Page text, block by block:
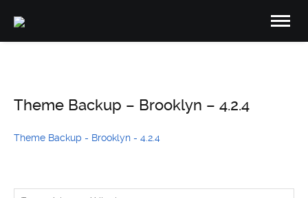
Theme Backup – Brooklyn – 4.2.4
Theme Backup - Brooklyn - 4.2.4